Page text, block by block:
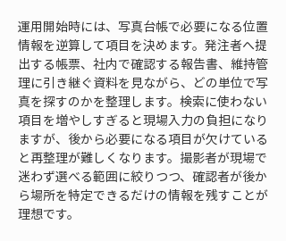
運用開始時には、写真台帳で必要になる位置
情報を逆算して項目を決めます。発注者へ提
出する帳票、社内で確認する報告書、維持管
理に引き継ぐ資料を見ながら、どの単位で写
真を探すのかを整理します。検索に使わない
項目を増やしすぎると現場入力の負担になり
ますが、後から必要になる項目が欠けている
と再整理が難しくなります。撮影者が現場で
迷わず選べる範囲に絞りつつ、確認者が後か
ら場所を特定できるだけの情報を残すことが
理想です。